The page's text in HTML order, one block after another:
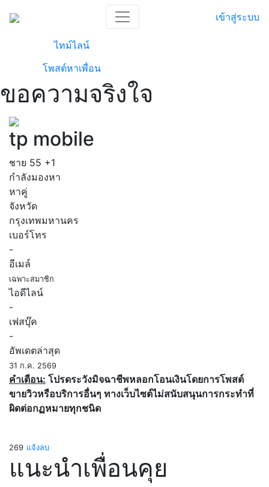
เข้าสู่ระบบ
ไทม์ไลน์
โพสต์หาเพื่อน
ขอความจริงใจ
tp mobile
ชาย 55 +1
กำลังมองหา
หาคู่
จังหวัด
กรุงเทพมหานคร
เบอร์โทร
-
อีเมล์
เฉพาะสมาชิก
ไอดีไลน์
-
เฟสบุ๊ค
-
อัพเดตล่าสุด
31 ก.ค. 2569
คำเตือน: โปรดระวังมิจฉาชีพหลอกโอนเงินโดยการโพสต์
ขายวิวหรือบริการอื่นๆ ทางเว็บไซต์ไม่สนับสนุนการกระทำที่
ผิดต่อกฏหมายทุกชนิด
269 แจ้งลบ
แนะนำเพื่อนคุย